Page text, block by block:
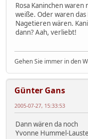
Rosa Kaninchen
weiße. Oder waren
Nagetieren wären.
dann? Aah, verliebt!
Gehen Sie immer in den
Günter Gans
2005-07-27, 15:33:53
Dann wären da noch
Yvonne Hummel-